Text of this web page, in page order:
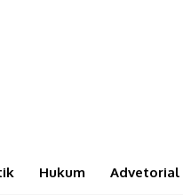
Hukum Advetorial